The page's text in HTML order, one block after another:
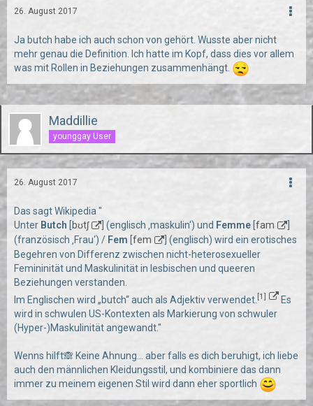
26. August 2017
Ja butch habe ich auch schon von gehört. Wusste aber nicht
mehr genau die Definition. Ich hatte im Kopf, dass dies vor allem
was mit Rollen in Beziehungen zusammenhängt.
Maddillie
younggay User
26. August 2017
Das sagt Wikipedia "
Unter Butch [bʊtʃ ] (englisch ‚maskulin‘) und Femme fam
(französisch ‚Frau‘) / Fem [fem
] (englisch) wird ein erotisches
Begehren von Differenz zwischen nicht-heterosexueller
Femininität und Maskulinität in lesbischen und queeren
Beziehungen verstanden.
Im Englischen wird „butch“ auch als Adjektiv verwendet. [1]
Es
wird in schwulen US-Kontexten als Markierung von schwuler
(Hyper-)Maskulinität angewandt."
Wenns hilft🙈 Keine Ahnung... aber falls es dich beruhigt, ich liebe
auch den männlichen Kleidungsstil, und kombiniere das dann
immer zu meinem eigenen Stil wird dann eher sportlich